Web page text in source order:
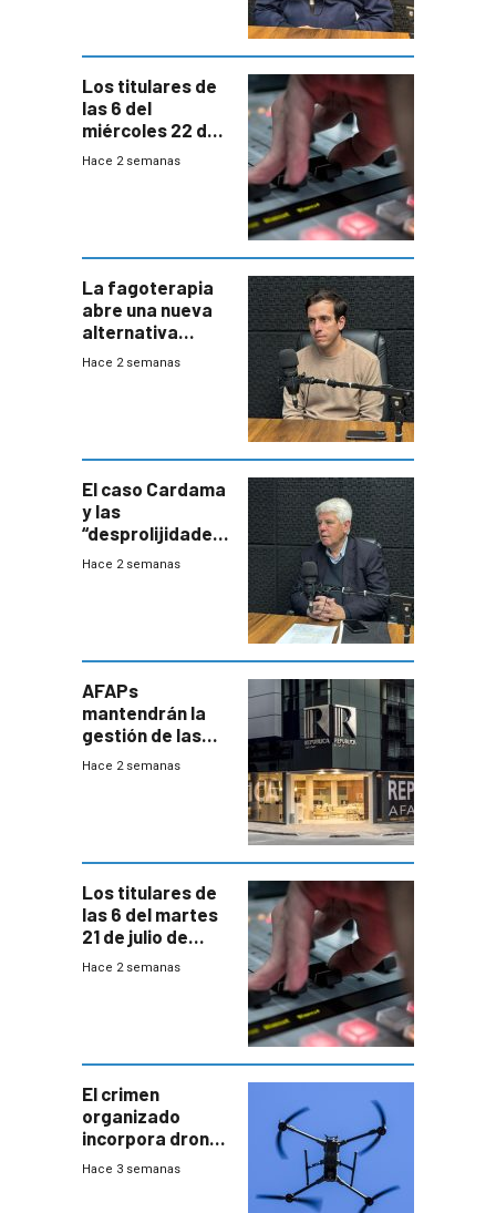
Los titulares de
las 6 del
miércoles 22 de
julio de 2026
Hace 2 semanas
La fagoterapia
abre una nueva
alternativa
contra bacterias
innovadora
Hace 2 semanas
El caso Cardama
y las
“desprolijidades”
que la
Hace 2 semanas
AFAPs
mantendrán la
gestión de las
cuentas
Hace 2 semanas
Los titulares de
las 6 del martes
21 de julio de
2026
Hace 2 semanas
El crimen
organizado
incorpora drones
y abre un nuevo
Hace 3 semanas